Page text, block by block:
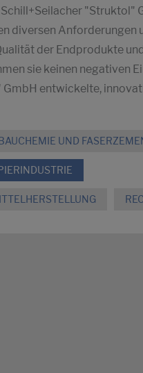
"Struktol"
diversen
der Endprodukte
sie keinen negativen
entwickelte,
UND